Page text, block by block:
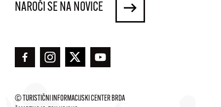
NAROČI SE NA NOVICE
© TURISTIČNI INFORMACIJSKI CENTER BRDA